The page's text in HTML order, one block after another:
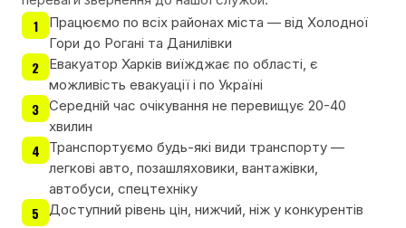
1
Працюємо по всіх районах міста — від Холодної
Гори до Рогані та Данилівки
2
Евакуатор Харків виїжджає по області, є
можливість евакуації і по Україні
3 Середній час очікування не перевищує 20-40
хвилин
4
Транспортуємо будь-які види транспорту —
легкові авто, позашляховики, вантажівки,
автобуси, спецтехніку
5
Доступний рівень цін, нижчий, ніж у конкурентів